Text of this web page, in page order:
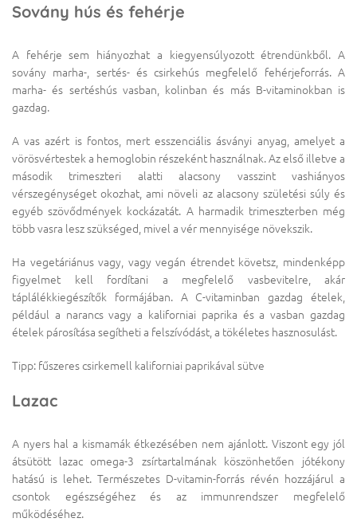
Sovány hús és fehérje
A fehérje sem hiányozhat a kiegyensúlyozott étrendünkből. A
sovány marha-, sertés- és csirkehús megfelelő fehérjeforrás. A
marha- és sertéshús vasban, kolinban és más B-vitaminokban is
gazdag.
A vas azért is fontos, mert esszenciális ásványi anyag, amelyet a
vörösvértestek a hemoglobin részeként használnak. Az első illetve a
második trimeszteri alatti alacsony vasszint vashiányos
vérszegénységet okozhat, ami növeli az alacsony születési súly és
egyéb szövődmények kockázatát. A harmadik trimeszterben még
több vasra lesz szükséged, mivel a vér mennyisége növekszik.
Ha vegetáriánus vagy, vagy vegán étrendet követsz, mindenképp
figyelmet kell fordítani a megfelelő vasbevitelre, akár
táplálékkiegészítők formájában. A C-vitaminban gazdag ételek,
például a narancs vagy a kaliforniai paprika és a vasban gazdag
ételek párosítása segítheti a felszívódást, a tökéletes hasznosulást.
Tipp: fűszeres csirkemell kaliforniai paprikával sütve
Lazac
A nyers hal a kismamák étkezésében nem ajánlott. Viszont egy jól
átsütött lazac omega-3 zsírtartalmának köszönhetően jótékony
hatású is lehet. Természetes D-vitamin-forrás révén hozzájárul a
csontok egészségéhez és az immunrendszer megfelelő
működéséhez.